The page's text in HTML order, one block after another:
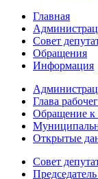
Главная
Совет
Обращения
Информация
Глава
Обращение к
Открытые
Совет